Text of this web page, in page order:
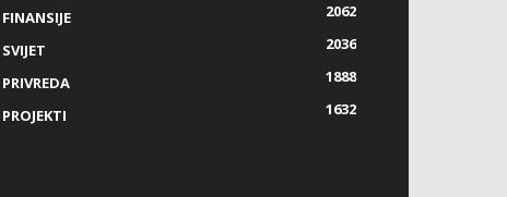
FINANSIJE
2062
SVIJET
2036
PRIVREDA
1888
PROJEKTI
1632